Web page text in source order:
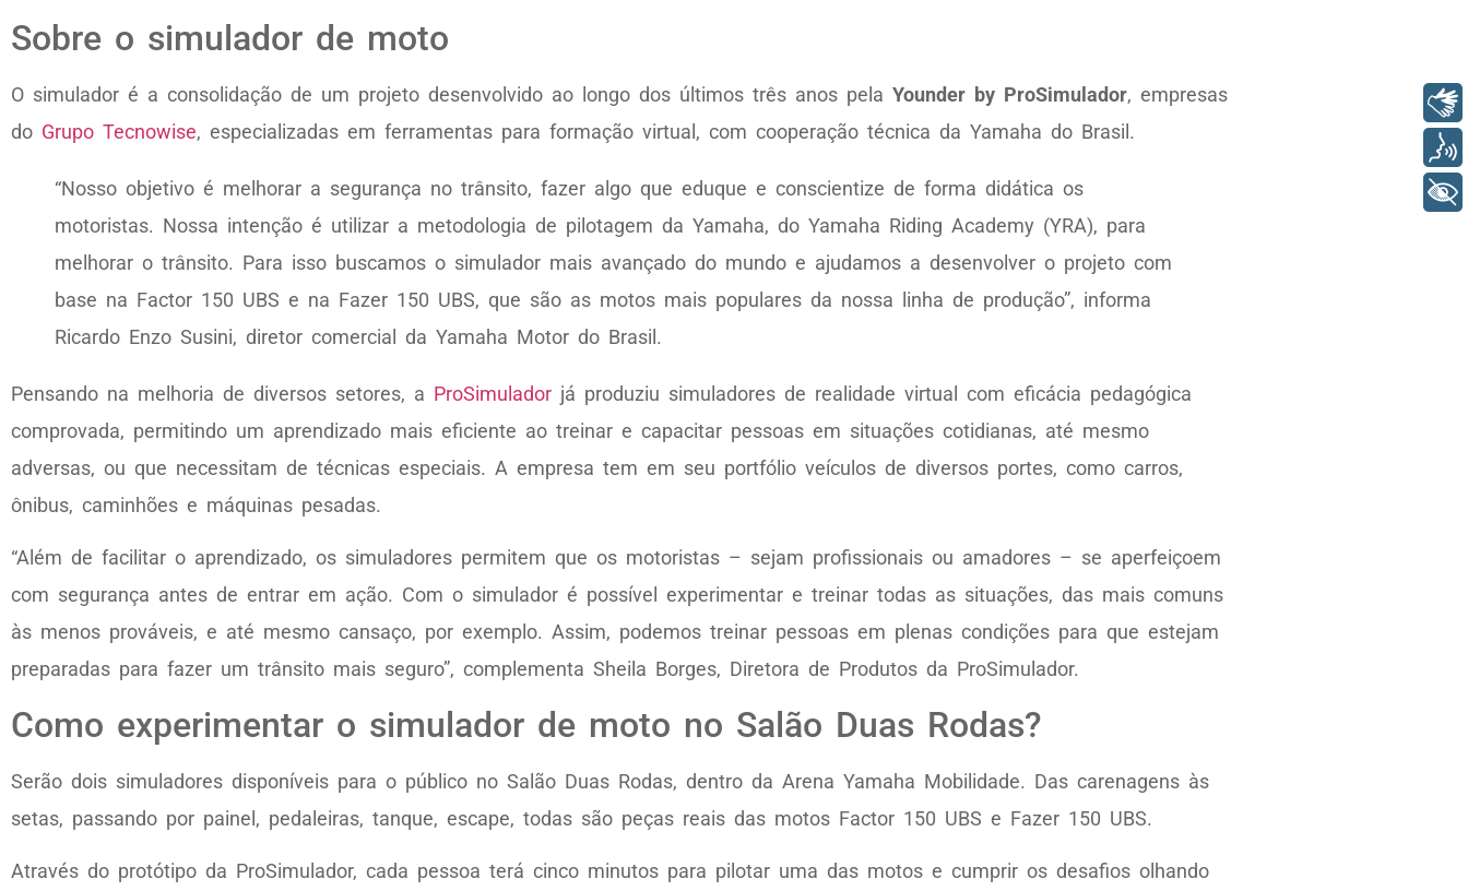
Sobre o simulador de moto
O simulador é a consolidação de um projeto desenvolvido ao longo dos últimos três anos pela Younder by ProSimulador, empresas
do Grupo Tecnowise, especializadas em ferramentas para formação virtual, com cooperação técnica da Yamaha do Brasil.
“Nosso objetivo é melhorar a segurança no trânsito, fazer algo que eduque e conscientize de forma didática os
motoristas. Nossa intenção é utilizar a metodologia de pilotagem da Yamaha, do Yamaha Riding Academy (YRA), para
melhorar o trânsito. Para isso buscamos o simulador mais avançado do mundo e ajudamos a desenvolver o projeto com
base na Factor 150 UBS e na Fazer 150 UBS, que são as motos mais populares da nossa linha de produção”, informa
Ricardo Enzo Susini, diretor comercial da Yamaha Motor do Brasil.
Pensando na melhoria de diversos setores, a ProSimulador já produziu simuladores de realidade virtual com eficácia pedagógica
comprovada, permitindo um aprendizado mais eficiente ao treinar e capacitar pessoas em situações cotidianas, até mesmo
adversas, ou que necessitam de técnicas especiais. A empresa tem em seu portfólio veículos de diversos portes, como carros,
ônibus, caminhões e máquinas pesadas.
“Além de facilitar o aprendizado, os simuladores permitem que os motoristas – sejam profissionais ou amadores – se aperfeiçoem
com segurança antes de entrar em ação. Com o simulador é possível experimentar e treinar todas as situações, das mais comuns
às menos prováveis, e até mesmo cansaço, por exemplo. Assim, podemos treinar pessoas em plenas condições para que estejam
preparadas para fazer um trânsito mais seguro”, complementa Sheila Borges, Diretora de Produtos da ProSimulador.
Como experimentar o simulador de moto no Salão Duas Rodas?
Serão dois simuladores disponíveis para o público no Salão Duas Rodas, dentro da Arena Yamaha Mobilidade. Das carenagens às
setas, passando por painel, pedaleiras, tanque, escape, todas são peças reais das motos Factor 150 UBS e Fazer 150 UBS.
Através do protótipo da ProSimulador, cada pessoa terá cinco minutos para pilotar uma das motos e cumprir os desafios olhando